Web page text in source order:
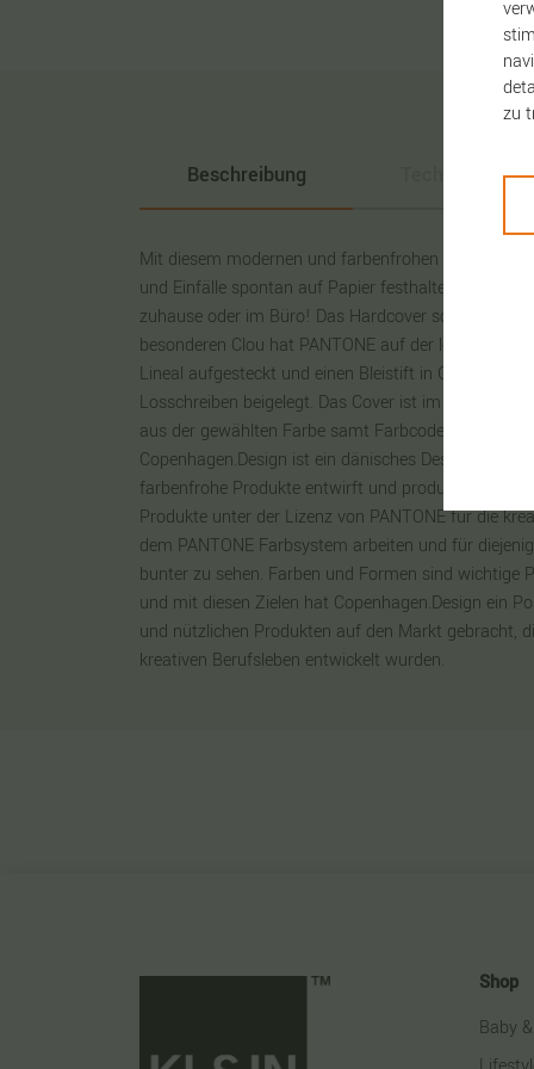
Beschreibung Technische
Mit diesem modernen und farbenfrohen Notizbuch
und Einfälle spontan auf Papier festhalten - ein
zuhause oder im Büro! Das Hardcover schützt ihre
besonderen Clou hat PANTONE auf der letzten
Lineal aufgesteckt und einen Bleistift in Gummi-
Losschreiben beigelegt. Das Cover ist im
aus der gewählten Farbe samt Farbcode und
Copenhagen.Design ist ein dänisches
farbenfrohe Produkte entwirft und produziert.
Produkte unter der Lizenz von PANTONE für die
dem PANTONE Farbsystem arbeiten und für
bunter zu sehen. Farben und Formen sind wichtige
und mit diesen Zielen hat Copenhagen.Design ein
und nützlichen Produkten auf den Markt gebracht,
kreativen Berufsleben entwickelt wurden.
Shop
Baby
zu